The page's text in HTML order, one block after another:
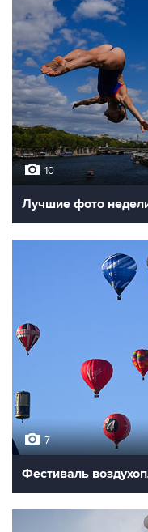
10
Лучшие фото
7
Фестиваль